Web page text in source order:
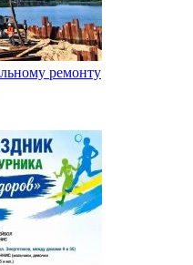
ремонту